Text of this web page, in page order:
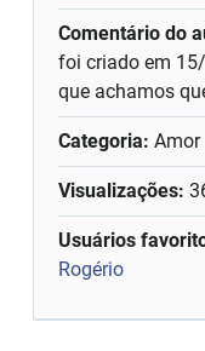
Comentário do
foi criado em
que achamos
Categoria: Amor
Visualizações:
Usuários
Rogério